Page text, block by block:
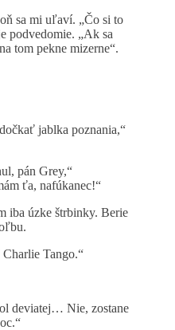
sa mi uľaví. „Čo si to
podvedomie. „Ak sa
tom pekne mizerne“.
jablka poznania,“
pán Grey,“
ťa, nafúkanec!“
iba úzke štrbinky. Berie
Tango.“
deviatej… Nie, zostane